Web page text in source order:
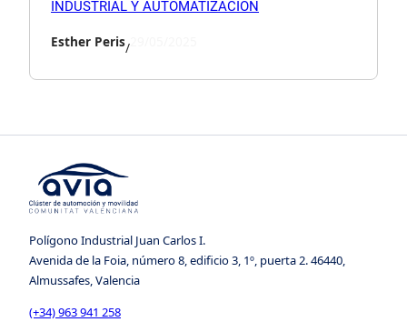
INDUSTRIAL Y AUTOMATIZACION
Esther Peris/
Polígono Industrial Juan Carlos I.
Avenida de la Foia, número 8, edificio 3, 1º, puerta 2. 46440,
Almussafes, Valencia
(+34) 963 941 258